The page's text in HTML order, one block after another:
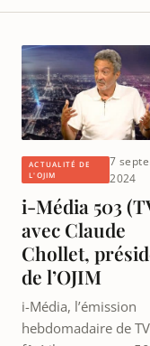
ACTUALITÉ DE
L'OJIM
7
2024
i-Média 503
avec Claude
Chollet,
de l’OJIM
i-Média, l’émission
hebdomadaire de